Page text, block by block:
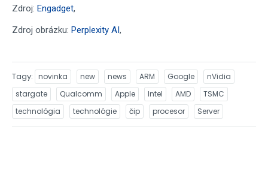
Zdroj: Engadget,
Zdroj obrázku: Perplexity AI,
Tagy novinka new news ARM Google
nVidia
stargate
Qualcomm Apple Intel AMD
TSMC
technológia
technológie čip procesor Server